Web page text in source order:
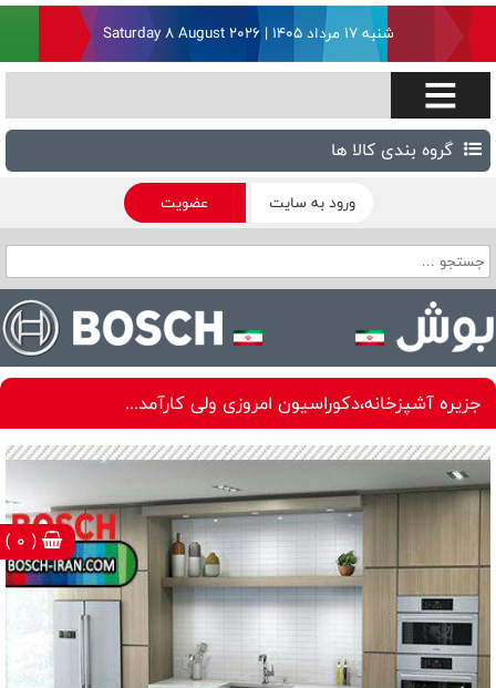
( 0 )
شنبه ۱۷ مرداد ۱۴۰۵ | Saturday 8 August 2026
گروه بندی کالا ها
ورود به سایت عضویت
جزیره آشپزخانه،دکوراسیون امروزی ولی کارآمد...